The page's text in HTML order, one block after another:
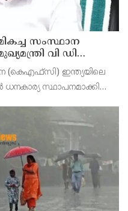
സംസ്ഥാന
വി ഡി
(കെഎഫ്‌സി) ഇന്ത്യയിലെ
ധനകാര്യ സ്ഥാപനമാക്കി